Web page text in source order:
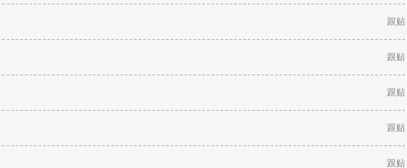
跟贴
跟贴
跟贴
跟贴
跟贴